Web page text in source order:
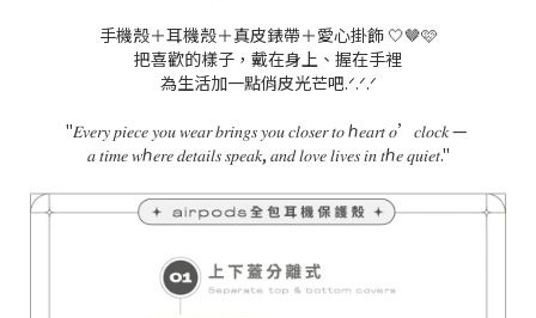
手機殼＋耳機殼＋真皮錶帶＋愛心掛飾 🤍🤎🩷
把喜歡的樣子，戴在身上、握在手裡
為生活加一點俏皮光芒吧.ᐟ.ᐟ.ᐟ
"𝐸𝑣𝑒𝑟𝑦𝑝𝑖𝑒𝑐𝑒𝑦𝑜𝑢𝑤𝑒𝑎𝑟𝑏𝑟𝑖𝑛𝑔𝑠𝑦𝑜𝑢𝑐𝑙𝑜𝑠𝑒𝑟𝑡𝑜ℎ𝑒𝑎𝑟𝑡𝑜’ 𝑐𝑙𝑜𝑐𝑘—
𝑎𝑡𝑖𝑚𝑒𝑤ℎ𝑒𝑟𝑒𝑑𝑒𝑡𝑎𝑖𝑙𝑠𝑠𝑝𝑒𝑎𝑘, 𝑎𝑛𝑑𝑙𝑜𝑣𝑒𝑙𝑖𝑣𝑒𝑠𝑖𝑛𝑡ℎ𝑒𝑞𝑢𝑖𝑒𝑡."